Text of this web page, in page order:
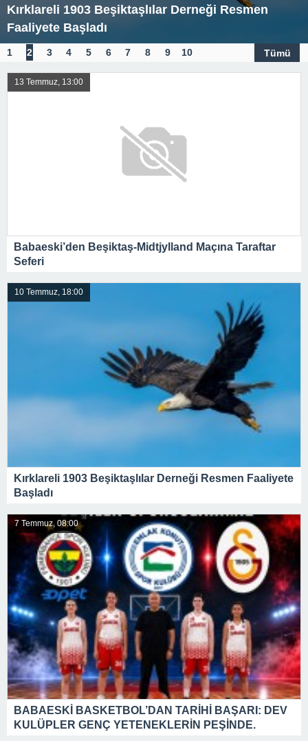
DEV KULÜPLER GENÇ YETENEKLERİN
PEŞİNDE.
1 2 3 4 5 6 7 8 9 10 Tümü
13 Temmuz, 13:00
Babaeski’den Beşiktaş-Midtjylland Maçına Taraftar
Seferi
10 Temmuz, 18:00
Kırklareli 1903 Beşiktaşlılar Derneği Resmen Faaliyete
Başladı
7 Temmuz, 08:00
BABAESKİ BASKETBOL’DAN TARİHİ BAŞARI: DEV
KULÜPLER GENÇ YETENEKLERİN PEŞİNDE.